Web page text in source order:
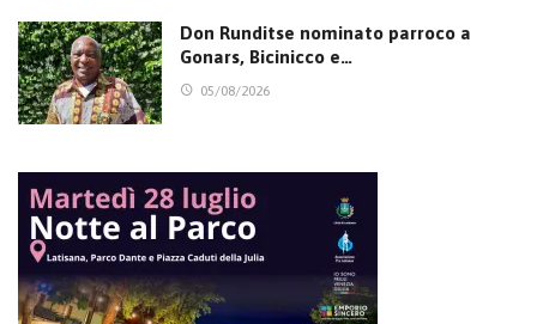
Don Runditse nominato parroco a
Gonars, Bicinicco e…
05/08/2026